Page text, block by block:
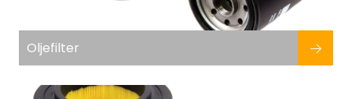
Oljefilter